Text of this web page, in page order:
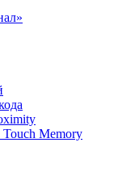
Memory